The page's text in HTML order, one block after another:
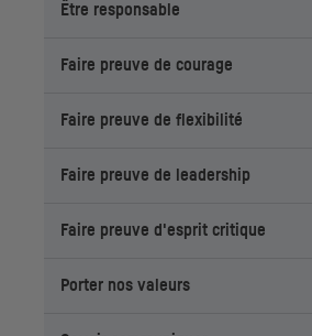
Être responsable
Faire preuve de courage
Faire preuve de flexibilité
Faire preuve de leadership
Faire preuve d'esprit critique
Porter nos valeurs